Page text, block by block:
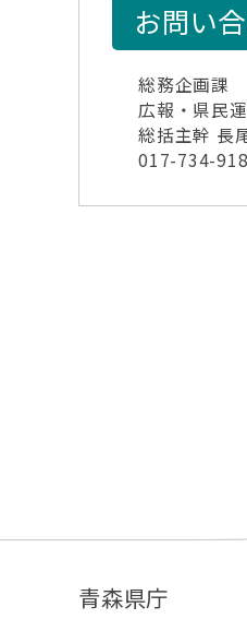
お問い
総務企画課
広報・県民
総括主幹 長
017-734-
青森県庁